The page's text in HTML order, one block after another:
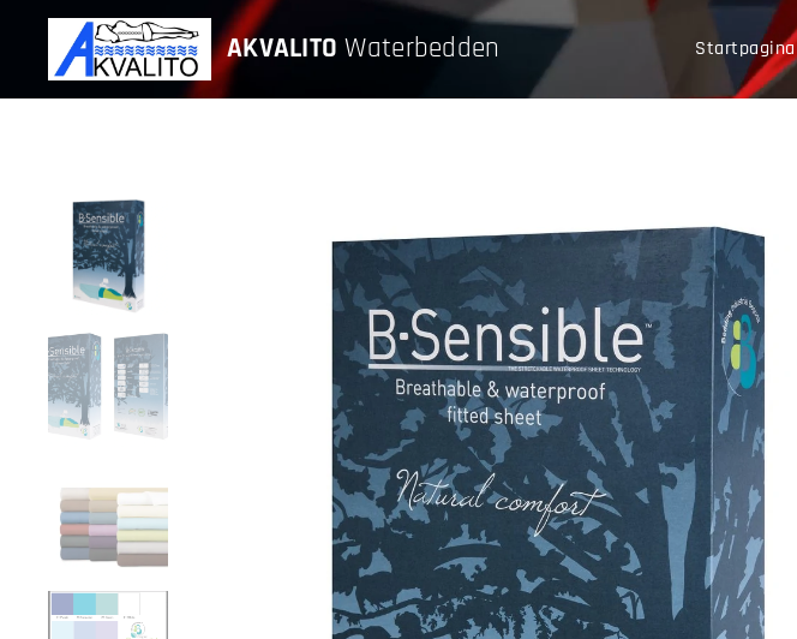
AKVALITO Waterbedden Startpagina
WATER EN-STOFDICHT ONDERLAKEN